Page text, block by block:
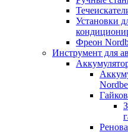
Установки
Фреон
Инструмент для